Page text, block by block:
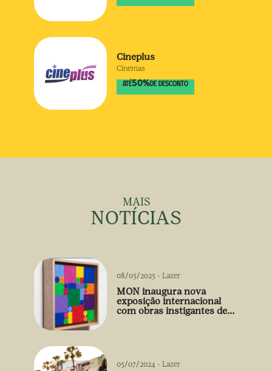
Cineplus
Cinemas
ATÉ50% DE DESCONTO
MAIS
NOTÍCIAS
08/05/2025 - Lazer
MON inaugura nova
exposição internacional
com obras instigantes de
05/07/2024 - Lazer